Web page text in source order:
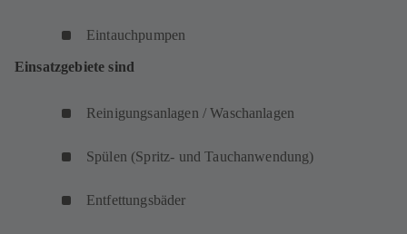
Eintauchpumpen
Einsatzgebiete sind
Reinigungsanlagen / Waschanlagen
Spülen (Spritz- und Tauchanwendung)
Entfettungsbäder